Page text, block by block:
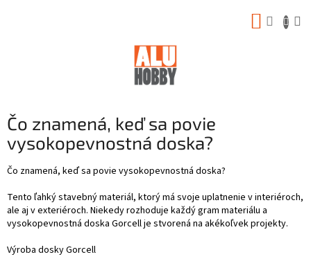
Čo znamená, keď sa povie
vysokopevnostná doska?
Čo znamená, keď sa povie vysokopevnostná doska?
Tento ľahký stavebný materiál, ktorý má svoje uplatnenie v interiéroch,
ale aj v exteriéroch. Niekedy rozhoduje každý gram materiálu a
vysokopevnostná doska Gorcell je stvorená na akékoľvek projekty.
Výroba dosky Gorcell